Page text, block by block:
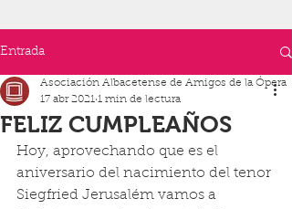
Entrada
FELIZ CUMPLEAÑOS
Asociación Albacetense de Amigos de la Ópera
17 abr 2021 1 min de lectura
Hoy, aprovechando que es el
aniversario del nacimiento del tenor
Siegfried Jerusalém vamos a